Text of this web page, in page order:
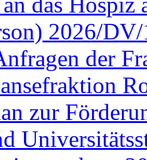
2026/DV/
der
zur